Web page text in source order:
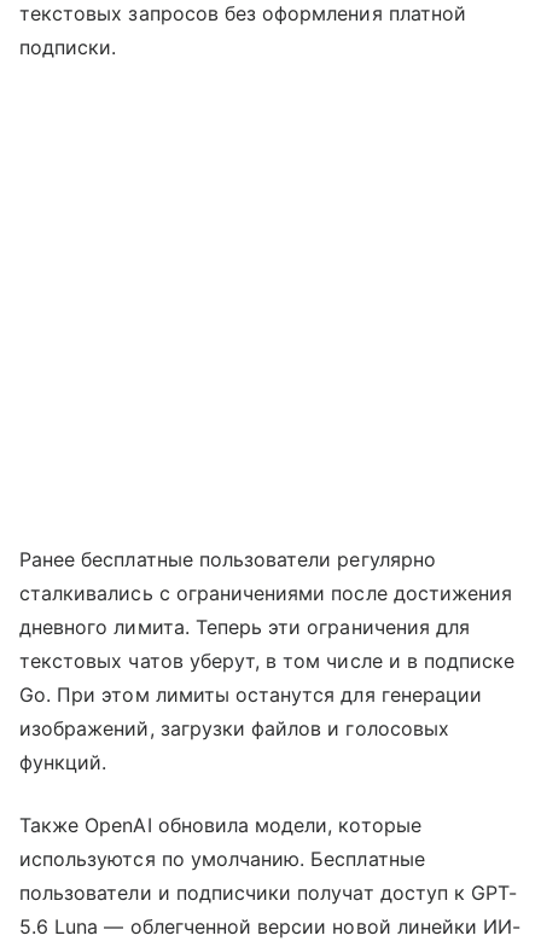
текстовых запросов без оформления платной
подписки.
Ранее бесплатные пользователи регулярно
сталкивались с ограничениями после достижения
дневного лимита. Теперь эти ограничения для
текстовых чатов уберут, в том числе и в подписке
Go. При этом лимиты останутся для генерации
изображений, загрузки файлов и голосовых
функций.
Также OpenAI обновила модели, которые
используются по умолчанию. Бесплатные
пользователи и подписчики получат доступ к GPT-
5.6 Luna — облегченной версии новой линейки ИИ-